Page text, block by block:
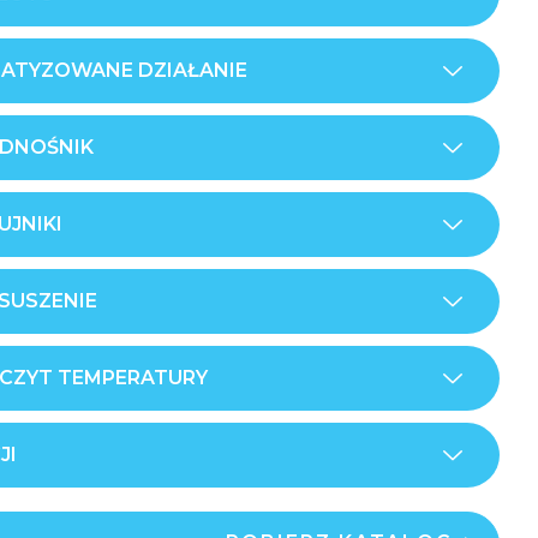
DZIAŁANIE
TEMPERATURY